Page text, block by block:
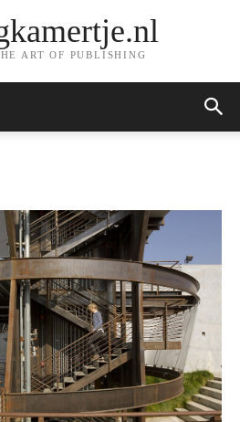
ART OF PUBLISHING